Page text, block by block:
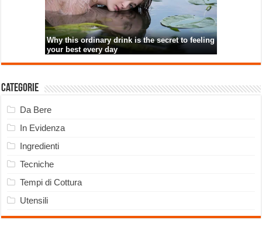
Categorie
Da Bere
In Evidenza
Ingredienti
Tecniche
Tempi di Cottura
Utensili